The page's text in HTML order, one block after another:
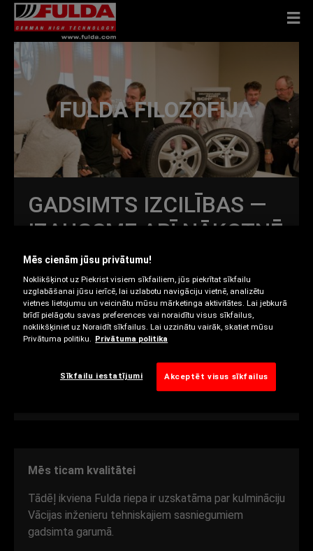
FULDA FILOZOFIJA
GADSIMTS IZCILĪBAS —
IZAUGSME ARĪ NĀKOTNĒ
Uzņēmumā Fulda riepas tiek ražotas jau vairāk nekā
100 gadus, kuru gaitā esam kļuvuši par vienu no
populārākajiem zīmoliem Vācijas tirgū.
Šodien esam koncerna Goodyear daļa, un mūsu
kvalitatīvo un ekonomisko riepu reputācija sasniedz
Šie panākumi pamatojas uz uzņēmuma ētosu —
Mēs ticam kvalitātei
Tādēļ ikviena Fulda riepa ir uzskatāma par kulmināciju
Vācijas inženieru tehniskajiem sasniegumiem
gadsimta garumā.
Mēs cienām jūsu privātumu!
Noklikšķinot uz Piekrist visiem sīkfailiem, jūs piekrītat sīkfailu
uzglabāšanai jūsu ierīcē, lai uzlabotu navigāciju vietnē, analizētu
vietnes lietojumu un veicinātu mūsu mārketinga aktivitātes. Lai jebkurā
brīdī pielāgotu savas preferences vai noraidītu visus sīkfailus,
noklikšķiniet uz Noraidīt sīkfailus. Lai uzzinātu vairāk, skatiet mūsu
Privātuma politiku. Privātuma politika
Sīkfailu iestatījumi Akceptēt visus sīkfailus